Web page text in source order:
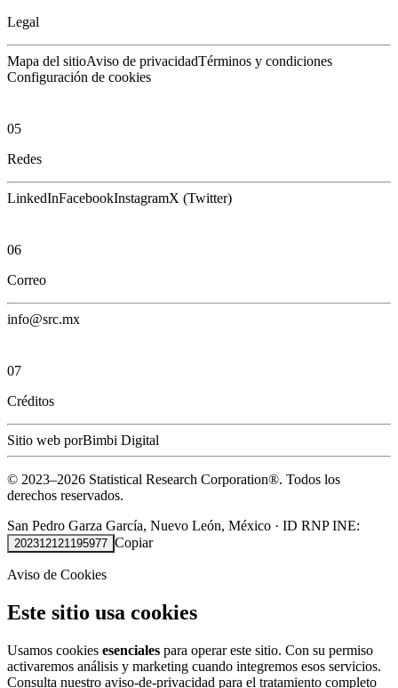
Legal
Mapa del sitioAviso de privacidadTérminos y condiciones
Configuración de cookies
05
Redes
LinkedInFacebookInstagramX (Twitter)
06
Correo
info@src.mx
07
Créditos
Sitio web porBimbi Digital
© 2023–2026 Statistical Research Corporation®. Todos los
derechos reservados.
San Pedro Garza García, Nuevo León, México · ID RNP INE:
202312121195977 Copiar
Aviso de Cookies
Este sitio usa cookies
Usamos cookies esenciales para operar este sitio. Con su permiso
activaremos análisis y marketing cuando integremos esos servicios.
Consulta nuestro aviso-de-privacidad para el tratamiento completo